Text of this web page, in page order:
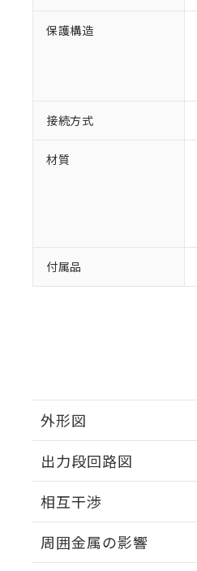
保護構造
接続方式
材質
付属品
外形図
出力段回路図
相互干渉
周囲金属の影響